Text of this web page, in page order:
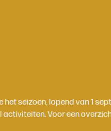
het seizoen, lopend van 1
activiteiten. Voor een